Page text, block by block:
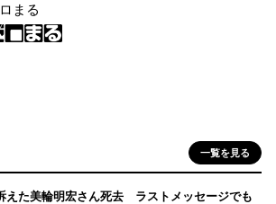
まる
一覧を見る
えた美輪明宏さん死去 ラストメッセージでも